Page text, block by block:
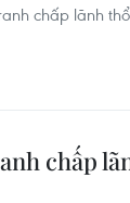
chấp lãnh
chấp